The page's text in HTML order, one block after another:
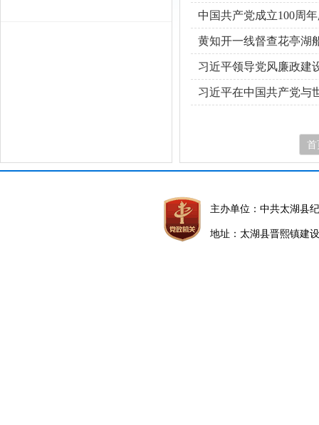
中国共产党成立100周
黄知开一线督查花亭湖
习近平领导党风廉政建
习近平在中国共产党与
首
主办单位：中共太湖县
地址：太湖县晋熙镇建